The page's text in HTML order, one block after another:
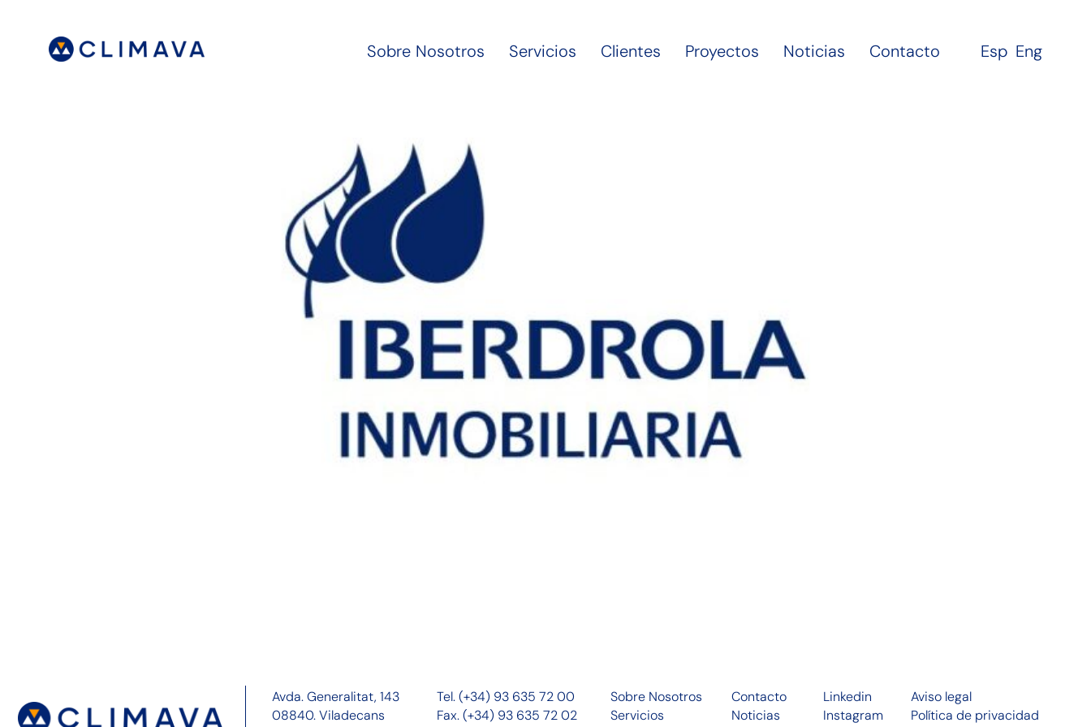
Sobre Nosotros Servicios Clientes Proyectos Noticias Contacto Esp Eng
Avda. Generalitat, 143
08840. Viladecans
Tel. (+34) 93 635 72 00
Fax. (+34) 93 635 72 02
Sobre Nosotros
Servicios
Contacto
Noticias
Linkedin
Instagram
Aviso legal
Política de privacidad